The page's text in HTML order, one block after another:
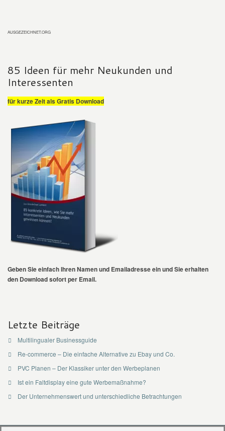
AUSGEZEICHNET.ORG
85 Ideen für mehr Neukunden und
Interessenten
für kurze Zeit als Gratis Download
Geben Sie einfach Ihren Namen und Emailadresse ein und Sie erhalten
den Download sofort per Email.
Letzte Beiträge
Multilingualer Businessguide
Re-commerce – Die einfache Alternative zu Ebay und Co.
PVC Planen – Der Klassiker unter den Werbeplanen
Ist ein Faltdisplay eine gute Werbemaßnahme?
Der Unternehmenswert und unterschiedliche Betrachtungen